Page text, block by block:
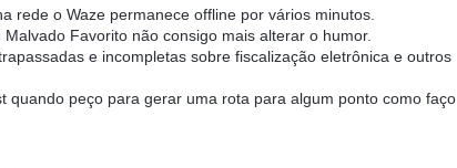
rede o Waze permanece offline por vários minutos.
Favorito não consigo mais alterar o humor.
e incompletas sobre fiscalização eletrônica e outros
quando peço para gerar uma rota para algum ponto como faço